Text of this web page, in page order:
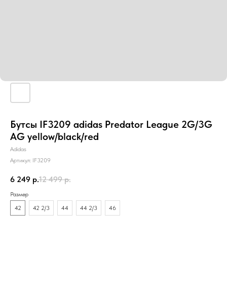
Бутсы IF3209 adidas Predator League 2G/3G
AG yellow/black/red
Adidas
Артикул: IF3209
6 249 р.12 499 р.
Размер
42
42 2/3 44 44 2/3 46